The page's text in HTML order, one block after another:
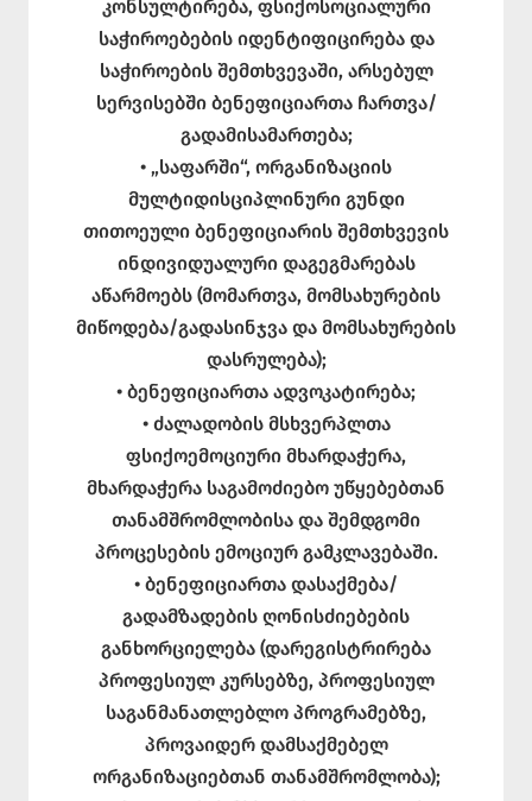
კონსულტირება, ფსიქოსოციალური
საჭიროებების იდენტიფიცირება და
საჭიროების შემთხვევაში, არსებულ
სერვისებში ბენეფიციართა ჩართვა/
გადამისამართება;
• „საფარში“, ორგანიზაციის
მულტიდისციპლინური გუნდი
თითოეული ბენეფიციარის შემთხვევის
ინდივიდუალური დაგეგმარებას
აწარმოებს (მომართვა, მომსახურების
მიწოდება/გადასინჯვა და მომსახურების
დასრულება);
• ბენეფიციართა ადვოკატირება;
• ძალადობის მსხვერპლთა
ფსიქოემოციური მხარდაჭერა,
მხარდაჭერა საგამოძიებო უწყებებთან
თანამშრომლობისა და შემდგომი
პროცესების ემოციურ გამკლავებაში.
• ბენეფიციართა დასაქმება/
გადამზადების ღონისძიებების
განხორციელება (დარეგისტრირება
პროფესიულ კურსებზე, პროფესიულ
საგანმანათლებლო პროგრამებზე,
პროვაიდერ დამსაქმებელ
ორგანიზაციებთან თანამშრომლობა);